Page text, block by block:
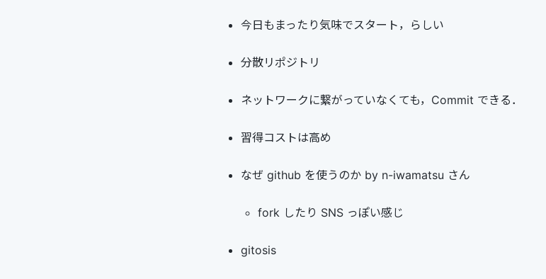
今日もまったり気味でスタート，らしい
分散リポジトリ
ネットワークに繋がっていなくても，Commit できる．
習得コストは高め
なぜ github を使うのか by n-iwamatsu さん
fork したり SNS っぽい感じ
gitosis